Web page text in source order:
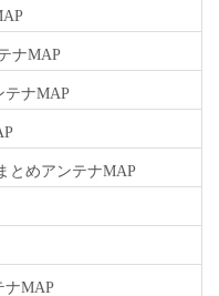
ナMAP
ナMAP
とめアンテナMAP
ナMAP